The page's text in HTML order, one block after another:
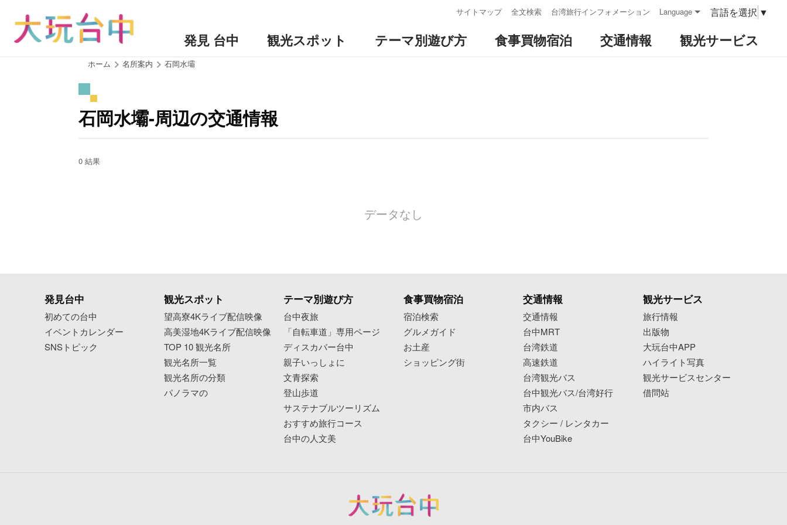
サイトマップ 全文検索 台湾旅行インフォメーション Language 言語を選択 ▼
発見 台中 観光スポット テーマ別遊び方 食事買物宿泊 交通情報 観光サービス
ホーム 名所案内 石岡水壩
石岡水壩-周辺の交通情報
0 結果
データなし
発見台中
初めての台中
イベントカレンダー
SNSトピック
観光スポット
望高寮4Kライブ配信映像
高美湿地4Kライブ配信映像
TOP 10 観光名所
観光名所一覧
観光名所の分類
パノラマの
テーマ別遊び方
台中夜旅
「自転車道」専用ページ
ディスカバー台中
親子いっしょに
文青探索
登山歩道
サステナブルツーリズム
おすすめ旅行コース
台中の人文美
食事買物宿泊
宿泊検索
グルメガイド
お土産
ショッピング街
交通情報
交通情報
台中MRT
台湾鉄道
高速鉄道
台湾観光バス
台中観光バス/台湾好行
市内バス
タクシー / レンタカー
台中YouBike
観光サービス
旅行情報
出版物
大玩台中APP
ハイライト写真
観光サービスセンター
借問站